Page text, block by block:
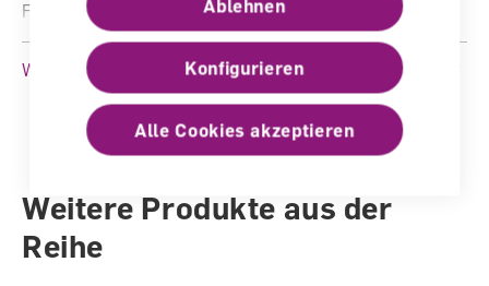
Fachbereich
Englisch
Englisch
Weitere Produktinformationen
Weitere Produkte aus der
Reihe
Ablehnen
Konfigurieren
Alle Cookies akzeptieren